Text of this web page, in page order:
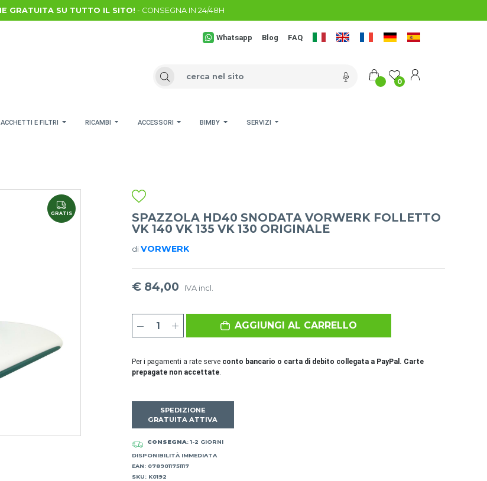
GRATUITA SU TUTTO IL SITO! - CONSEGNA IN 24/48H
Whatsapp Blog FAQ
0
E FILTRI RICAMBI ACCESSORI BIMBY SERVIZI
GRATIS SPAZZOLA HD40 SNODATA VORWERK FOLLETTO
VK 140 VK 135 VK 130 ORIGINALE
di VORWERK
€ 84,00 IVA incl.
AGGIUNGI AL CARRELLO
Per i pagamenti a rate serve conto bancario o carta di debito collegata a PayPal. Carte
prepagate non accettate.
SPEDIZIONE
GRATUITA ATTIVA
CONSEGNA: 1-2 GIORNI
DISPONIBILITÀ IMMEDIATA
EAN: 0789011751117
SKU: K0192